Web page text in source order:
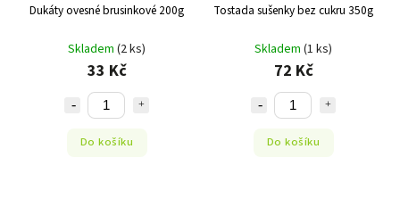
Dukáty ovesné brusinkové 200g
Skladem (2 ks)
33 Kč
Do košíku
Tostada sušenky bez cukru 350g
Skladem (1 ks)
72 Kč
Do košíku